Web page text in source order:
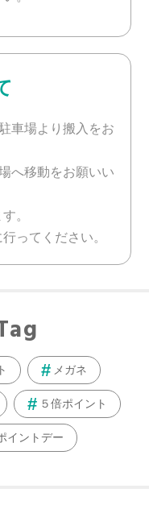
車場より搬入をお
へ移動をお願いい
。
ってください。
メガネ
５倍ポイント
イントデー